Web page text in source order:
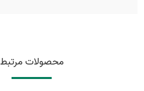
محصولات مرتبط